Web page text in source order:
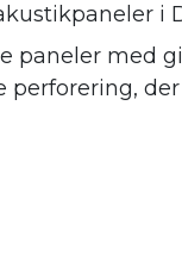
i
paneler med